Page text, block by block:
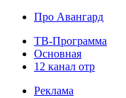
Про Авангард
ТВ-Программа
Основная
12 канал отр
Реклама